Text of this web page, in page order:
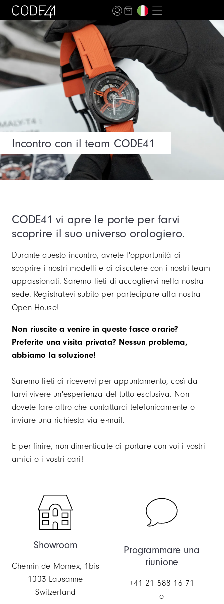
Incontro con il team CODE41
CODE41 vi apre le porte per farvi
scoprire il suo universo orologiero.
Durante questo incontro, avrete l'opportunità di
scoprire i nostri modelli e di discutere con i nostri team
appassionati. Saremo lieti di accogliervi nella nostra
sede. Registratevi subito per partecipare alla nostra
Open House!
Non riuscite a venire in queste fasce orarie?
Preferite una visita privata? Nessun problema,
abbiamo la soluzione!
Saremo lieti di ricevervi per appuntamento, così da
farvi vivere un'esperienza del tutto esclusiva. Non
dovete fare altro che contattarci telefonicamente o
inviare una richiesta via e-mail.
E per finire, non dimenticate di portare con voi i vostri
amici o i vostri cari!
Showroom
Chemin de Mornex, 1bis
1003 Lausanne
Switzerland
Programmare una
riunione
+41 21 588 16 71
o